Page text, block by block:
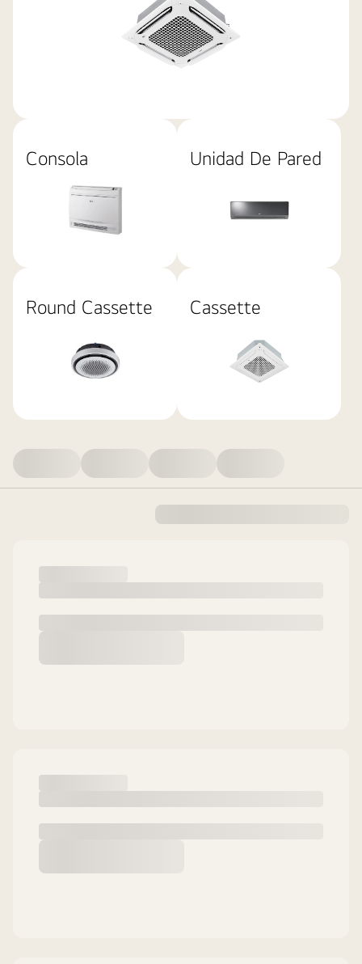
Consola Unidad De Pared
Round Cassette Cassette